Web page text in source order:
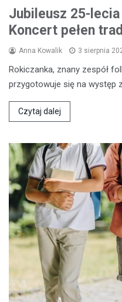
Jubileusz 25-lecia
Koncert pełen
Anna Kowalik 3 sierpnia
Rokiczanka, znany zespół
przygotowuje się na występ
Czytaj dalej